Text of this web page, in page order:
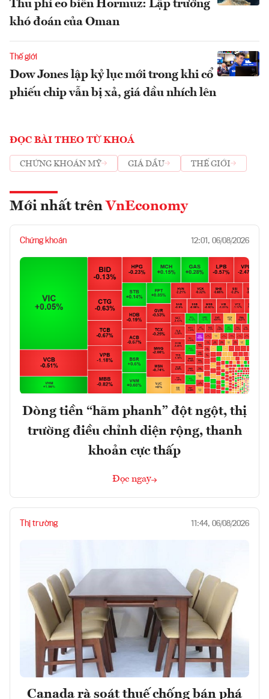
Thu phí eo biển Hormuz: Lập trường
khó đoán của Oman
Thế giới
Dow Jones lập kỷ lục mới trong khi cổ
phiếu chip vẫn bị xả, giá dầu nhích lên
ĐỌC BÀI THEO TỪ KHOÁ
CHỨNG KHOÁN MỸ GIÁ DẦU THẾ GIỚI
Mới nhất trên VnEconomy
Chứng khoán 12:01, 06/08/2026
Dòng tiền “hãm phanh” đột ngột, thị
trường điều chỉnh diện rộng, thanh
khoản cực thấp
Đọc ngay
Thị trường 11:44, 06/08/2026
Canada rà soát thuế chống bán phá